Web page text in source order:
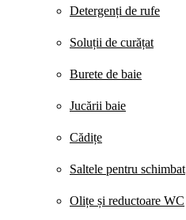
Detergenți de rufe
Soluții de curățat
Burete de baie
Jucării baie
Cădițe
Saltele pentru schimbat
Olițe și reductoare WC